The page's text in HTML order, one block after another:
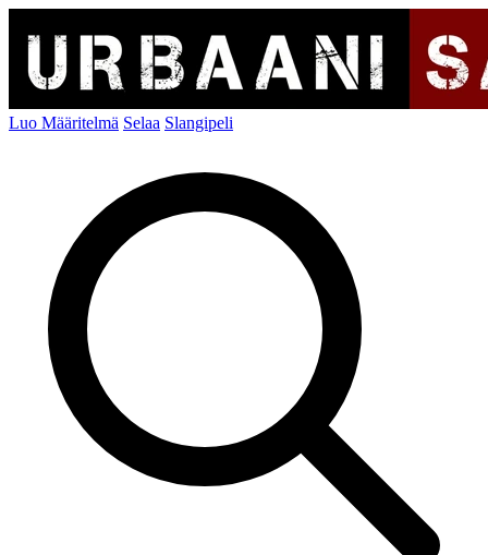
Luo Määritelmä Selaa Slangipeli